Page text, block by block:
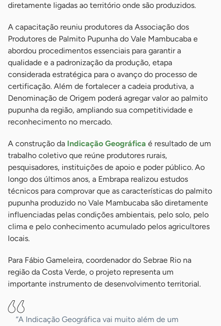
diretamente ligadas ao território onde são produzidos.
A capacitação reuniu produtores da Associação dos
Produtores de Palmito Pupunha do Vale Mambucaba e
abordou procedimentos essenciais para garantir a
qualidade e a padronização da produção, etapa
considerada estratégica para o avanço do processo de
certificação. Além de fortalecer a cadeia produtiva, a
Denominação de Origem poderá agregar valor ao palmito
pupunha da região, ampliando sua competitividade e
reconhecimento no mercado.
A construção da Indicação Geográfica é resultado de um
trabalho coletivo que reúne produtores rurais,
pesquisadores, instituições de apoio e poder público. Ao
longo dos últimos anos, a Embrapa realizou estudos
técnicos para comprovar que as características do palmito
pupunha produzido no Vale Mambucaba são diretamente
influenciadas pelas condições ambientais, pelo solo, pelo
clima e pelo conhecimento acumulado pelos agricultores
locais.
Para Fábio Gameleira, coordenador do Sebrae Rio na
região da Costa Verde, o projeto representa um
importante instrumento de desenvolvimento territorial.
“A Indicação Geográfica vai muito além de um